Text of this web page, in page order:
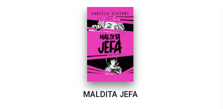
MALDITA JEFA